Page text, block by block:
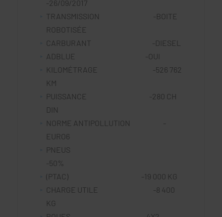
-26/09/2017
TRANSMISSION -BOITE
ROBOTISÉE
CARBURANT -DIESEL
ADBLUE -OUI
KILOMÉTRAGE -526 762
KM
PUISSANCE -280 CH
DIN
NORME ANTIPOLLUTION -
EURO6
PNEUS
-50%
(PTAC) -19 000 KG
CHARGE UTILE -8 400
KG